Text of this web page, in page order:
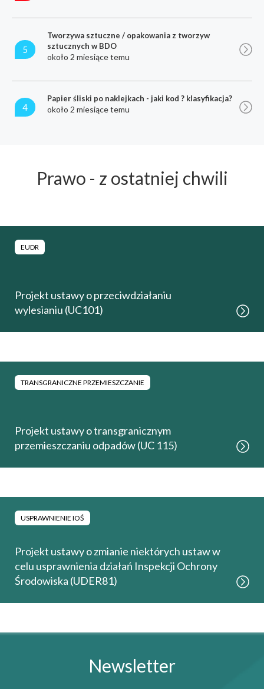
5
Tworzywa sztuczne / opakowania z tworzyw
sztucznych w BDO
około 2 miesiące temu
4
Papier śliski po naklejkach - jaki kod ? klasyfikacja?
około 2 miesiące temu
Prawo - z ostatniej chwili
EUDR
Projekt ustawy o przeciwdziałaniu
wylesianiu (UC101)
TRANSGRANICZNE PRZEMIESZCZANIE
Projekt ustawy o transgranicznym
przemieszczaniu odpadów (UC 115)
USPRAWNIENIE IOŚ
Projekt ustawy o zmianie niektórych ustaw w
celu usprawnienia działań Inspekcji Ochrony
Środowiska (UDER81)
Newsletter